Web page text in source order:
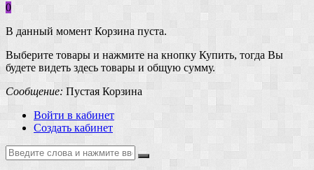
0
В данный момент Корзина пуста.
Выберите товары и нажмите на кнопку Купить, тогда Вы
будете видеть здесь товары и общую сумму.
Сообщение: Пустая Корзина
Войти в кабинет
Создать кабинет